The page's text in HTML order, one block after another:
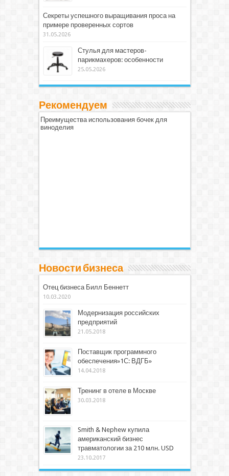
Секреты успешного выращивания проса на
примере проверенных сортов
31.05.2026
Стулья для мастеров-
парикмахеров: особенности
25.05.2026
Рекомендуем
Преимущества использования бочек для
виноделия
Новости бизнеса
Отец бизнеса Билл Беннетт
10.03.2020
Модернизация российских
предприятий
21.05.2018
Поставщик программного
обеспечения»1С: ВДГБ»
14.04.2018
Тренинг в отеле в Москве
30.03.2018
Smith & Nephew купила
американский бизнес
травматологии за 210 млн. USD
23.10.2017